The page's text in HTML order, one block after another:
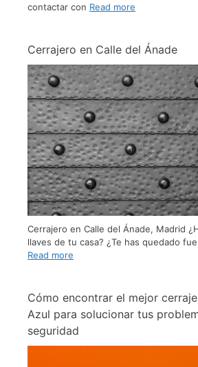
contactar con Read more
Cerrajero en Calle del Ánade
Cerrajero en Calle del Ánade, Madrid
llaves de tu casa? ¿Te has quedado
Read more
Cómo encontrar el mejor
Azul para solucionar tus
seguridad